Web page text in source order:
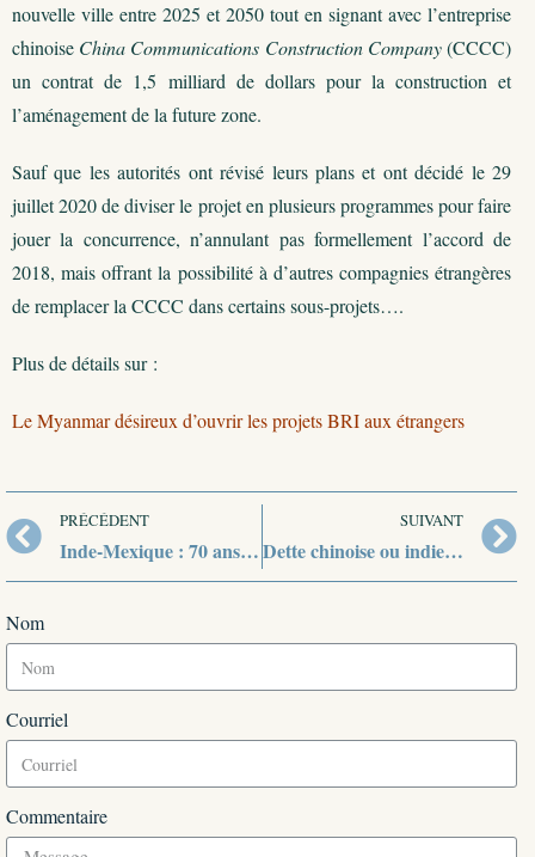
nouvelle ville entre 2025 et 2050 tout en signant avec l’entreprise
chinoise China Communications Construction Company(CCCC)
un contrat de 1,5 milliard de dollars pour la construction et
l’aménagement de la future zone.
Sauf que les autorités ont révisé leurs plans et ont décidé le 29
juillet 2020 de diviser le projet en plusieurs programmes pour faire
jouer la concurrence, n’annulant pas formellement l’accord de
2018, mais offrant la possibilité à d’autres compagnies étrangères
de remplacer la CCCC dans certains sous-projets….
Plus de détails sur :
Le Myanmar désireux d’ouvrir les projets BRI aux étrangers
PRÉCÉDENT
Inde-Mexique : 70 ans de relations diplomatiques
SUIVANT
Dette chinoise ou indienne pour les Maldives ?
Nom
Courriel
Commentaire